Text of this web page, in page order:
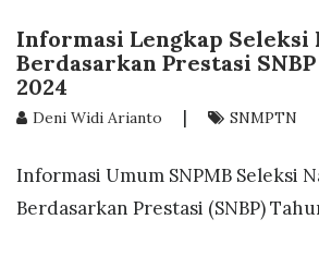
Informasi Lengkap Seleksi
Berdasarkan Prestasi
2024
Deni Widi Arianto | SNMPTN
Informasi Umum SNPMB Seleksi
Berdasarkan Prestasi (SNBP)